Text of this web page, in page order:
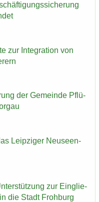
zur In­te­gra­ti­on von
der Ge­mein­de Pflü­
Leip­zi­ger Neu­seen­
zur Ein­glie­
die Stadt Froh­burg